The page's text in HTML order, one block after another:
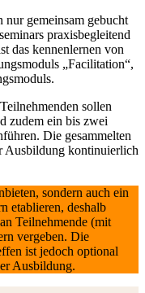
gemeinsam gebucht
praxisbegleitend
das kennenlernen von
„Facilitation“,
sollen
zudem ein bis zwei
Die gesammelten
Ausbildung kontinuierlich
sondern auch ein
etablieren, deshalb
Teilnehmende (mit
vergeben. Die
ist jedoch optional
Ausbildung.